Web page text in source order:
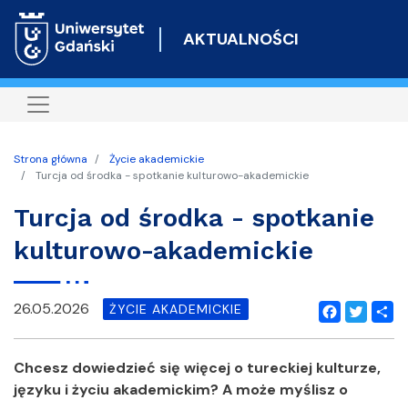
do
AKTUALNOŚCI
Strona główna
Życie akademickie
Turcja od środka - spotkanie kulturowo-akademickie
Turcja od środka - spotkanie
kulturowo-akademickie
Facebook
Twitter
26.05.2026 ŻYCIE AKADEMICKIE
Chcesz dowiedzieć się więcej o tureckiej kulturze,
języku i życiu akademickim? A może myślisz o